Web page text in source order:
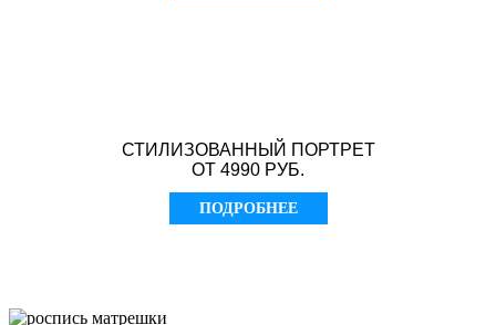
СТИЛИЗОВАННЫЙ ПОРТРЕТ
ОТ 4990 РУБ.
ПОДРОБНЕЕ